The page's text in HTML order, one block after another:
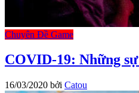
Chuyên Đề Game
COVID-19: Những
16/03/2020 bởi Catou